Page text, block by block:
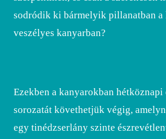
sodródik ki bármelyik pillanatban a
veszélyes kanyarban?
Ezekben a kanyarokban
sorozatát követhetjük végig,
egy tinédzserlány szinte